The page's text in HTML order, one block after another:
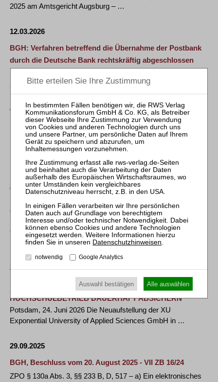
2025 am Amtsgericht Augsburg – …
12.03.2026
BGH: Verfahren betreffend die Übernahme der Postbank
durch die Deutsche Bank rechtskräftig abgeschlossen
2026 - II ZR 130/24 Der Bundesgerichtshof …
06.07.2026
LATHAM & WATKINS BERÄT QUANTUM SYSTEMS BEI
1,2 MRD. US-DOLLAR SERIES-D-
FINANZIERUNGSRUNDE
Latham berät Quantum Systems zu kapitalmarktrechtlichen
Fragen im Zusammenhang mit der …
03.07.2026
FRESHFIELDS ADVISES BLACKSTONE AND AIRBUS ON
QUANTUM SYSTEMS’ $1.2BN SERIES D FINANCING
ROUND
Global law firm Freshfields has advised Blackstone and Airbus
Defence and Space as lead investors in …
25.06.2026
POTSDAMER XU EXPONENTIAL UNIVERSITY OF
APPLIED SCIENCES WILL LEHR- UND
HOCHSCHULBETRIEB DAUERHAFT ABSICHERN
Potsdam, 24. Juni 2026 Die Neuaufstellung der XU
Exponential University of Applied Sciences GmbH in …
29.09.2025
BGH, Beschluss vom 20. August 2025 - VII ZB 16/24
ZPO § 130a Abs. 3, §§ 233 B, D, 517 – a) Ein elektronisches
Datenschutzhinweisen
notwendig Google Analytics
Auswahl bestätigen Alle auswählen